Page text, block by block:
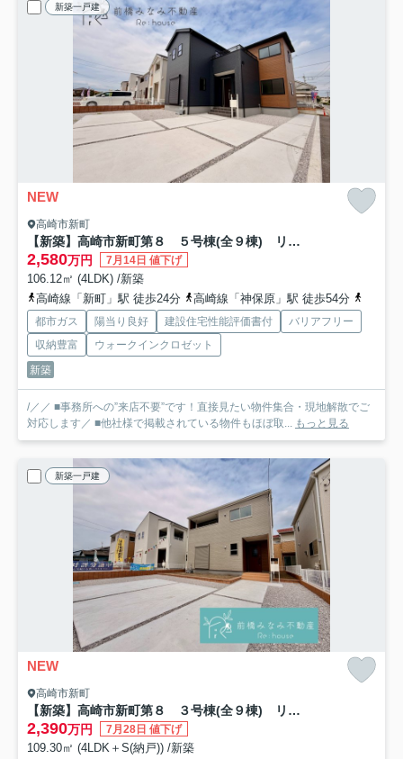
新築一戸建
NEW
高崎市新町
【新築】高崎市新町第８ ５号棟(全９棟) リーブルガーデン 新築建売分譲
2,580万円 7月14日 値下げ
106.12㎡ (4LDK) /新築
高崎線「新町」駅 徒歩24分
高崎線「神保原」駅 徒歩54分
都市ガス 陽当り良好 建設住宅性能評価書付
バリアフリー
収納豊富
ウォークインクロゼット
新築
/／／ ■事務所への”来店不要”です！直接見たい物件集合・現地解散でご
対応します／ ■他社様で掲載されている物件もほぼ取...
もっと見る
新築一戸建
NEW
高崎市新町
【新築】高崎市新町第８ ３号棟(全９棟) リーブルガーデン 新築建売分譲
2,390万円 7月28日 値下げ
109.30㎡ (4LDK＋S(納戸)) /新築